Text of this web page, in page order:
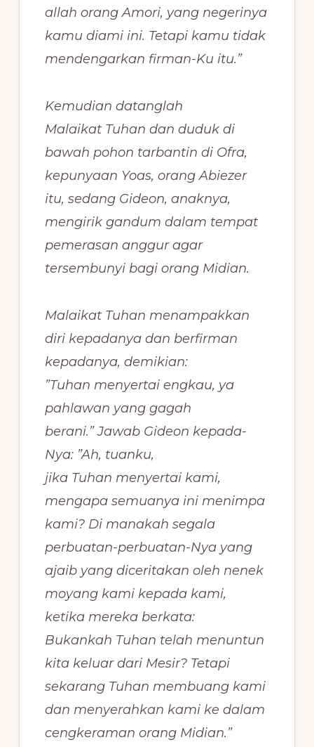
allah orang Amori, yang negerinya
kamu diami ini. Tetapi kamu tidak
mendengarkan firman-Ku itu.”
Kemudian datanglah
Malaikat Tuhan dan duduk di
bawah pohon tarbantin di Ofra,
kepunyaan Yoas, orang Abiezer
itu, sedang Gideon, anaknya,
mengirik gandum dalam tempat
pemerasan anggur agar
tersembunyi bagi orang Midian.
Malaikat Tuhan menampakkan
diri kepadanya dan berfirman
kepadanya, demikian:
”Tuhan menyertai engkau, ya
pahlawan yang gagah
berani.” Jawab Gideon kepada-
Nya: ”Ah, tuanku,
jika Tuhan menyertai kami,
mengapa semuanya ini menimpa
kami? Di manakah segala
perbuatan-perbuatan-Nya yang
ajaib yang diceritakan oleh nenek
moyang kami kepada kami,
ketika mereka berkata:
Bukankah Tuhan telah menuntun
kita keluar dari Mesir? Tetapi
sekarang Tuhan membuang kami
dan menyerahkan kami ke dalam
cengkeraman orang Midian.”